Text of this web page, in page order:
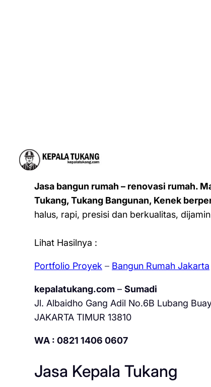
Jasa bangun rumah – renovasi rumah.
Tukang, Tukang Bangunan, Kenek
halus, rapi, presisi dan berkualitas,
Lihat Hasilnya :
Portfolio Proyek – Bangun Rumah Jakarta
kepalatukang.com– Sumadi
Jl. Albaidho Gang Adil No.6B Lubang
JAKARTA TIMUR 13810
WA : 0821 1406 0607
Jasa Kepala Tukang